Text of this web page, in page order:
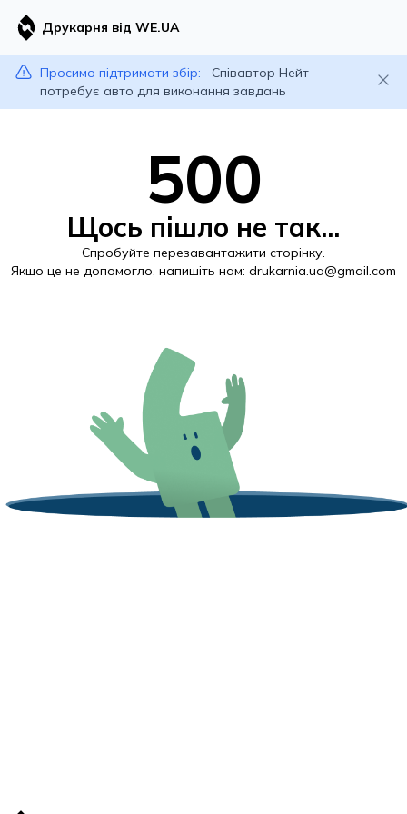
Друкарня від WE.UA
Просимо підтримати збір:
Співавтор Нейт
потребує авто для виконання завдань
500
Щось пішло не так...
Спробуйте перезавантажити сторінку.
Якщо це не допомогло, напишіть нам: drukarnia.ua@gmail.com